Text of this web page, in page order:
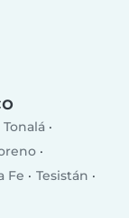
Tonalá
Fe
Tesistán